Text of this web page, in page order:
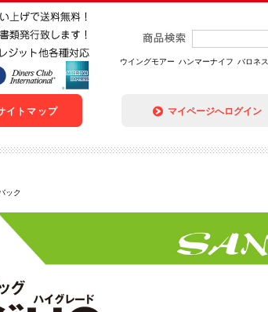
ウイングモアー ハンマーナイフ バロネス
マイページへログイン
イトマップ
ック